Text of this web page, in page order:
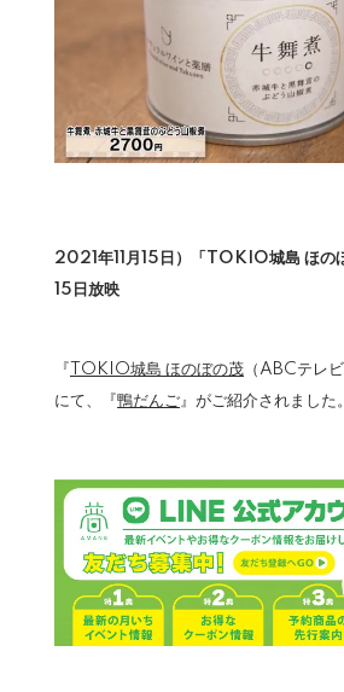
2021年11月15日）「TOKIO城島 ほの
15日放映
『 TOKIO城島 ほのぼの茂 （ABCテレ
にて、『鴨だんご 』がご紹介されました。